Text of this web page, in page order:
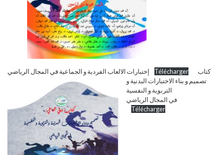
إختبارات الالعاب الفردية و الجماعية في المجال الرياضي Télécharger
كتاب
تصميم و بناء الاختبارات البدنية و
التربوية و النفسية
في المجال الرياضي
Télécharger